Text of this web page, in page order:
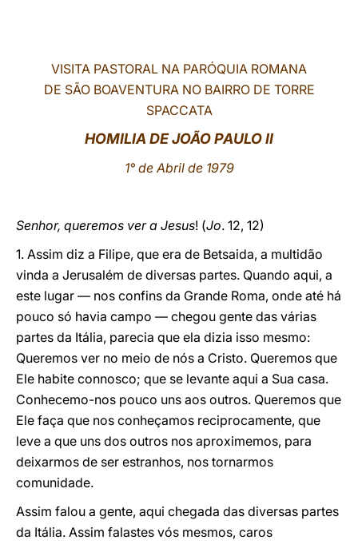
中文
VISITA PASTORAL NA PARÓQUIA ROMANA
DE SÃO BOAVENTURA NO BAIRRO DE TORRE
SPACCATA
HOMILIA DE JOÃO PAULO II
1° de Abril de 1979
Senhor, queremos ver a Jesus! (Jo. 12, 12)
1. Assim diz a Filipe, que era de Betsaida, a multidão
vinda a Jerusalém de diversas partes. Quando aqui, a
este lugar — nos confins da Grande Roma, onde até há
pouco só havia campo — chegou gente das várias
partes da Itália, parecia que ela dizia isso mesmo:
Queremos ver no meio de nós a Cristo. Queremos que
Ele habite connosco; que se levante aqui a Sua casa.
Conhecemo-nos pouco uns aos outros. Queremos que
Ele faça que nos conheçamos reciprocamente, que
leve a que uns dos outros nos aproximemos, para
deixarmos de ser estranhos, nos tornarmos
comunidade.
Assim falou a gente, aqui chegada das diversas partes
da Itália. Assim falastes vós mesmos, caros